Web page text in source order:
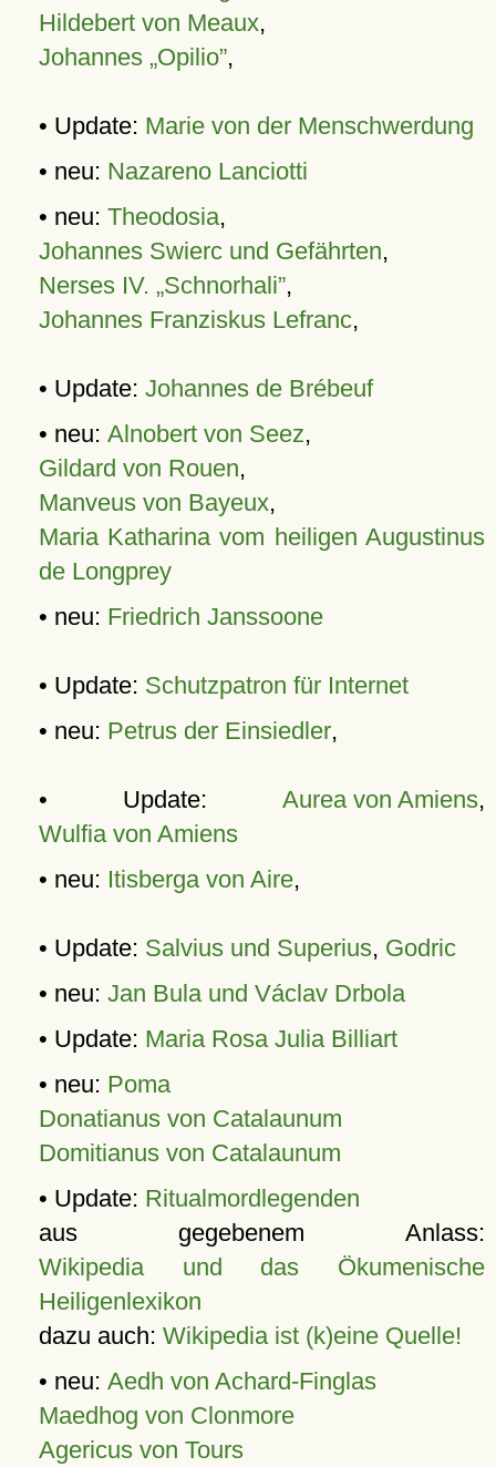
Hildebert von Meaux,
Johannes „Opilio”,
• Update: Marie von der Menschwerdung
• neu: Nazareno Lanciotti
• neu: Theodosia,
Johannes Swierc und Gefährten,
Nerses IV. „Schnorhali”,
Johannes Franziskus Lefranc,
• Update: Johannes de Brébeuf
• neu: Alnobert von Seez,
Gildard von Rouen,
Manveus von Bayeux,
Maria Katharina vom heiligen Augustinus
de Longprey
• neu: Friedrich Janssoone
• Update: Schutzpatron für Internet
• neu: Petrus der Einsiedler,
• Update: Aurea von Amiens,
Wulfia von Amiens
• neu: Itisberga von Aire,
• Update: Salvius und Superius, Godric
• neu: Jan Bula und Václav Drbola
• Update: Maria Rosa Julia Billiart
• neu: Poma
Donatianus von Catalaunum
Domitianus von Catalaunum
• Update: Ritualmordlegenden
aus gegebenem Anlass:
Wikipedia und das Ökumenische
Heiligenlexikon
dazu auch: Wikipedia ist (k)eine Quelle!
• neu: Aedh von Achard-Finglas
Maedhog von Clonmore
Agericus von Tours